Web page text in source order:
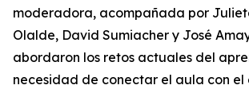
moderadora, acompañada por
Olalde, David Sumiacher y José
abordaron los retos actuales del
necesidad de conectar el aula con el